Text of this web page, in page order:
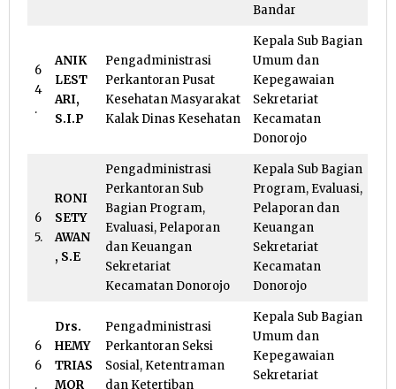
Bandar
6
4
.
ANIK
LEST
ARI,
S.I.P
Pengadministrasi
Perkantoran Pusat
Kesehatan Masyarakat
Kalak Dinas Kesehatan
Kepala Sub Bagian
Umum dan
Kepegawaian
Sekretariat
Kecamatan
Donorojo
6
5.
RONI
SETY
AWAN
, S.E
Pengadministrasi
Perkantoran Sub
Bagian Program,
Evaluasi, Pelaporan
dan Keuangan
Sekretariat
Kecamatan Donorojo
Kepala Sub Bagian
Program, Evaluasi,
Pelaporan dan
Keuangan
Sekretariat
Kecamatan
Donorojo
6
6
.
Drs.
HEMY
TRIAS
MOR
Pengadministrasi
Perkantoran Seksi
Sosial, Ketentraman
dan Ketertiban
Kepala Sub Bagian
Umum dan
Kepegawaian
Sekretariat